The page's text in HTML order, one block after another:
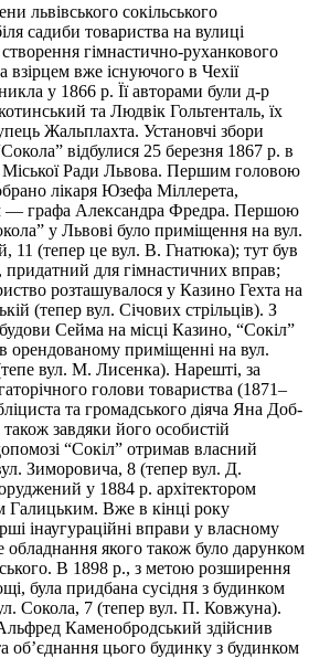
львівського сокільського
садиби товариства на вулиці
гімнастично-руханкового
взірцем вже існуючого в Чехії
у 1866 р. Її авторами були д-р
та Людвік Гольтенталь, їх
Жальплахта. Установчі збори
відбулися 25 березня 1867 р. в
Міської Ради Львова. Першим головою
лікаря Юзефа Міллерета,
— графа Александра Фредра. Першою
у Львові було приміщення на вул.
11 (тепер це вул. В. Гнатюка); тут був
придатний для гімнастичних вправ;
розташувалося у Казино Гехта на
(тепер вул. Січових стрільців). З
Сейма на місці Казино, “Сокіл”
орендованому приміщенні на вул.
вул. М. Лисенка). Нарешті, за
голови товариства (1871–
та громадського діяча Яна Доб­
завдяки його особистій
“Сокіл” отримав власний
Зи­моровича, 8 (тепер вул. Д.
у 1884 р. архітектором
Галицьким. Вже в кінці року
іна­угураційні вправи у власному
обладнання якого також було дарунком
В 1898 р., з метою розширення
була придбана сусідня з будинком
Соко­ла, 7 (тепер вул. П. Ковжуна).
Каменобродський здійснив
об’єднання цього будинку з будинком